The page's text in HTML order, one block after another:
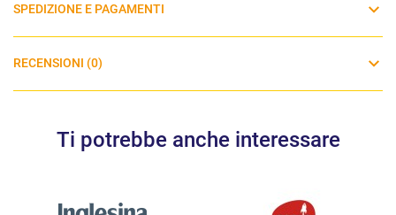
SPEDIZIONE E PAGAMENTI
RECENSIONI (0)
Ti potrebbe anche interessare